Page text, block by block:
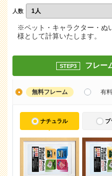
人数
※ペット・キャラクター・ぬ
様として計算いたします。
STEP3 フレー
無料フレーム 有
ナチュラル ブ